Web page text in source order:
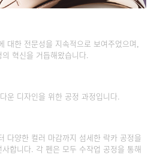
대한 전문성을 지속적으로 보여주었으며,
혁신을 거듭해왔습니다.
운 디자인을 위한 공정 과정입니다.
다양한 컬러 마감까지 섬세한 락카 공정을
합니다. 각 펜은 모두 수작업 공정을 통해